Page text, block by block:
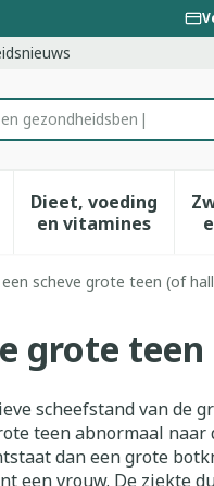
voor
Dieet, voeding
en vitamines
Toon
scheve grote teen (of
grote
scheefstand van de
teen abnormaal
dan een grote
een vrouw. De ziekte